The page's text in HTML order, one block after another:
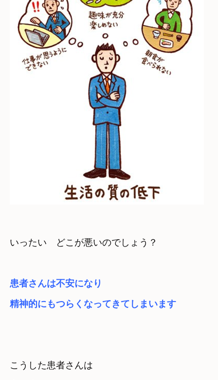
いったい　どこが悪いのでしょう？
患者さんは不安になり
精神的にもつらくなってきてしまいます
こうした患者さんは